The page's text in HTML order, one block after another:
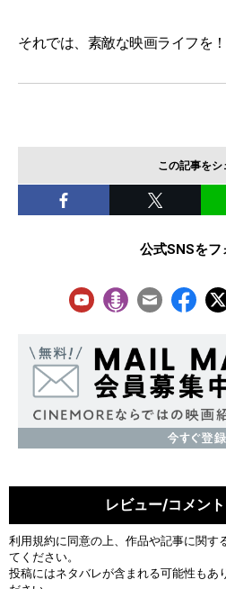
それでは、素敵な映画ライフを！
この記事をシ
公式SNSをフ
レビュー/コメン
利用規約に同意の上、作品や記事に関す
てください。
投稿にはネタバレが含まれる可能性もあ